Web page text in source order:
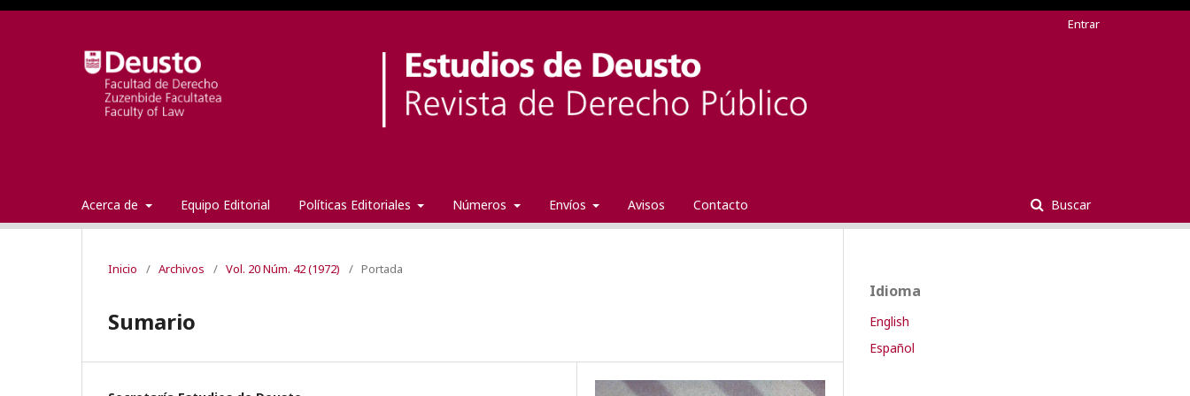
Acerca de Equipo Editorial Políticas Editoriales Números Envíos Avisos Contacto Buscar
Entrar
Inicio / Archivos / Vol. 20 Núm. 42 (1972) / Portada
Sumario
Idioma
English
Español